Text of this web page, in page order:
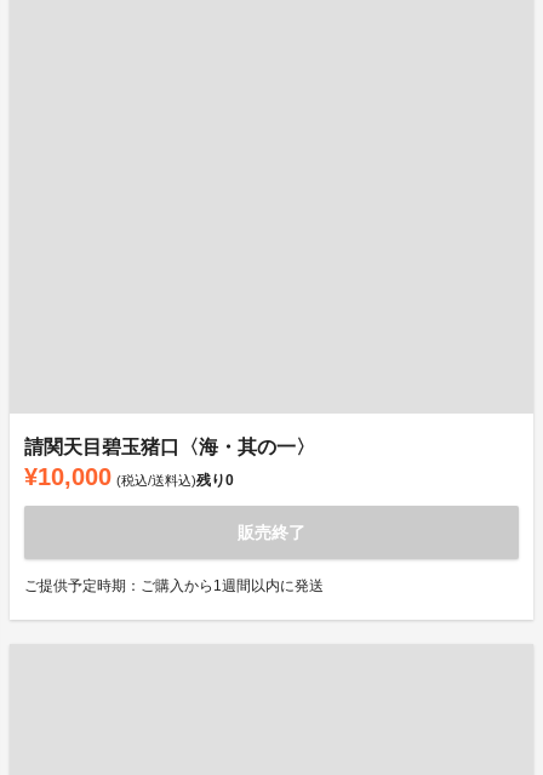
請関天目碧玉猪口〈海・其の一〉
¥10,000 (税込/送料込)残り0
販売終了
ご提供予定時期：ご購入から1週間以内に発送